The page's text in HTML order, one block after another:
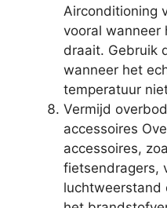
Airconditioning
vooral wanneer
draait. Gebruik
wanneer het
temperatuur
Vermijd
accessoires
accessoires,
fietsendragers,
luchtweerstand